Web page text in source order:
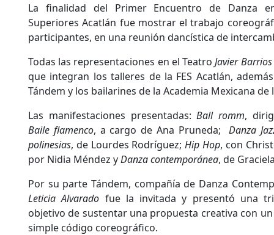
La finalidad del Primer Encuentro de Danza
Superiores Acatlán fue mostrar el trabajo
participantes, en una reunión dancística de
Todas las representaciones en el TeatroJavier
que integran los talleres de la FES Acatlán,
Tándem y los bailarines de la Academia Mexicana de
Las manifestaciones presentadas:Ball romm,
Baile flamenco, a cargo de Ana Pruneda;Danza
polinesias, de Lourdes Rodríguez;Hip Hop, con
por Nidia Méndez yDanza contemporánea, de
Por su parte Tándem, compañía de Danza
Leticia Alvarado fue la invitada y presentó una
objetivo de sustentar una propuesta creativa con
simple código coreográfico.